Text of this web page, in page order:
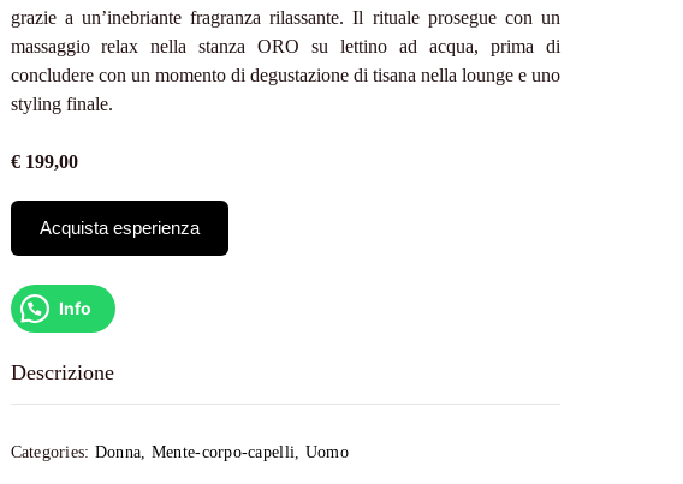
grazie a un’inebriante fragranza rilassante. Il rituale prosegue con un
massaggio relax nella stanza ORO su lettino ad acqua, prima di
concludere con un momento di degustazione di tisana nella lounge e uno
styling finale.
€ 199,00
Acquista esperienza
Info
Descrizione
un’applicazione di oli biologici, scelti per le loro proprietà nutrienti e
Categories: Donna, Mente-corpo-capelli, Uomo